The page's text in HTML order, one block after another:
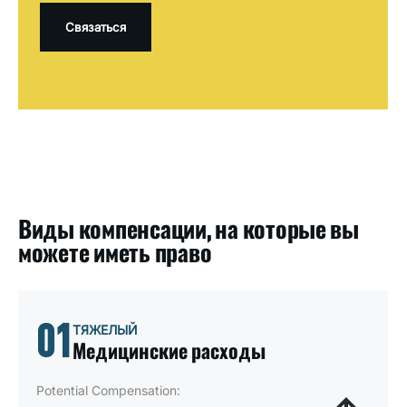
Виды компенсации, на которые вы
можете иметь право
01ТЯЖЕЛЫЙ
Медицинские расходы
Potential Compensation: